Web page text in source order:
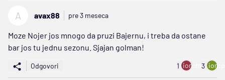
A avax88 pre 3 meseca
Moze Nojer jos mnogo da pruzi Bajernu, i treba da ostane
bar jos tu jednu sezonu. Sjajan golman!
Odgovori 1 ion:minus
3